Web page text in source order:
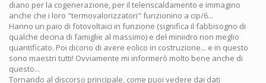
diano per la cogenerazione, per il teleriscaldamento e immagino
anche che i loro "termovalorizzatori" funzionino a cip/6...
Hanno un paio di fotovoltaici in funzione (significa il fabbisogno di
qualche decina di famiglie al massimo) e del miniidro non meglio
quantificato. Poi dicono di avere eolico in costruzione... e in questo
sono maestri tutti! Ovviamente mi informerò molto bene anche di
questo...
Tornando al discorso principale, come puoi vedere dai dati